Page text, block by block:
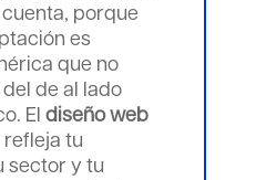
porque
es
que no
de al lado
El diseño web
tu
sector y tu